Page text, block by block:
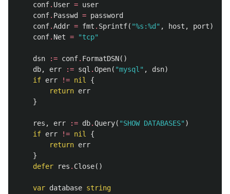
conf. User = user
conf. Passwd = password
conf.Addr = fmt . Sprintf( "%s:%d" , host , port)
conf. Net = "tcp"
dsn := conf. FormatDSN()
db, err := sql .Open( "mysql" , dsn)
if err != nil
{
return err
}
res , err := db.Query( "SHOW DATABASES" )
if err != nil
{
return err
}
defer
res . Close()
var database string